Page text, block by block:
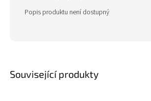
Související produkty
Popis produktu není dostupný